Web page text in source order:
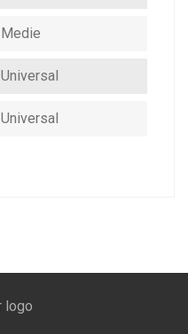
Medie
Universal
Universal